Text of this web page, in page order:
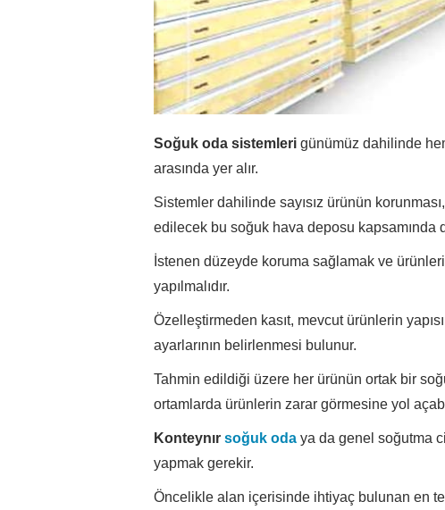
Soğuk oda sistemleri günümüz dahilinde
arasında yer alır.
Sistemler dahilinde sayısız ürünün
edilecek bu soğuk hava deposu kapsamında
İstenen düzeyde koruma sağlamak ve
yapılmalıdır.
Özelleştirmeden kasıt, mevcut ürünlerin
ayarlarının belirlenmesi bulunur.
Tahmin edildiği üzere her ürünün ortak bir
ortamlarda ürünlerin zarar görmesine yol
Konteynır soğuk oda ya da genel soğutma
yapmak gerekir.
Öncelikle alan içerisinde ihtiyaç bulunan en